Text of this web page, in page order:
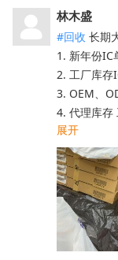
林木盛
#回收 长期
1. 新年份IC
2. 工厂库存
3. OEM、
4. 代理库存
5. 提供清单
6. 中介重佣
7. 专业团队
微信同手机
展开